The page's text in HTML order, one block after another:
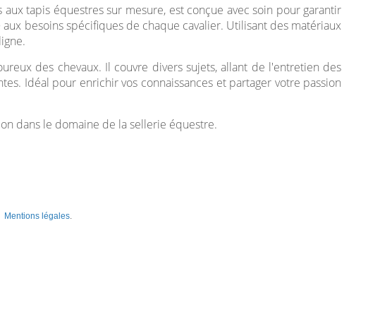
tapis équestres sur mesure, est conçue avec soin pour garantir
besoins spécifiques de chaque cavalier. Utilisant des matériaux
des chevaux. Il couvre divers sujets, allant de l'entretien des
Idéal pour enrichir vos connaissances et partager votre passion
dans le domaine de la sellerie équestre.
Mentions légales.